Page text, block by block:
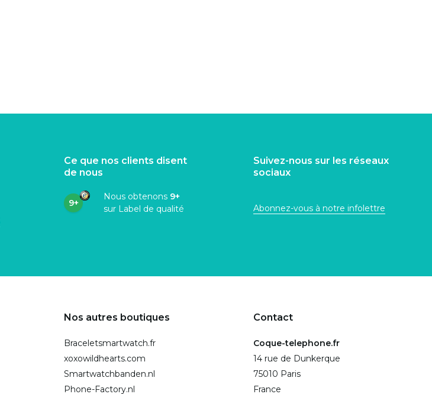
Ce que nos clients disent
de nous
9+
Nous obtenons 9+
sur Label de qualité
Suivez-nous sur les réseaux
sociaux
Abonnez-vous à notre infolettre
Nos autres boutiques
Braceletsmartwatch.fr
xoxowildhearts.com
Smartwatchbanden.nl
Phone-Factory.nl
Contact
Coque-telephone.fr
14 rue de Dunkerque
75010 Paris
France